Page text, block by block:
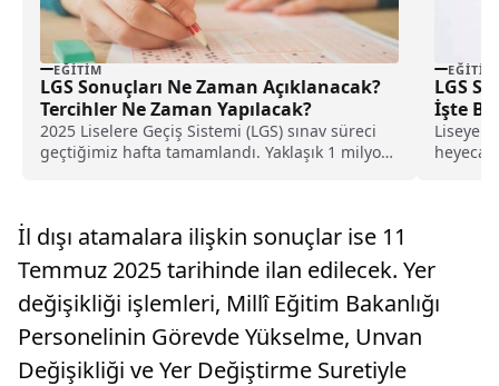
EĞITIM
LGS Sonuçları Ne Zaman Açıklanacak?
Tercihler Ne Zaman Yapılacak?
2025 Liselere Geçiş Sistemi (LGS) sınav süreci
geçtiğimiz hafta tamamlandı. Yaklaşık 1 milyon
EĞITIM
LGS
İşte
Liseye
İl dışı atamalara ilişkin sonuçlar ise 11
Temmuz 2025 tarihinde ilan edilecek. Yer
değişikliği işlemleri, Millî Eğitim Bakanlığı
Personelinin Görevde Yükselme, Unvan
Değişikliği ve Yer Değiştirme Suretiyle